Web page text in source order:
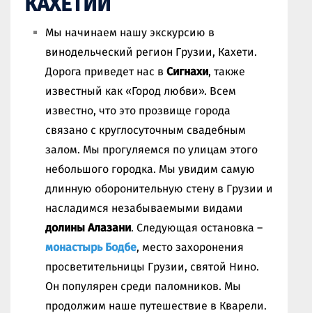
Мы начинаем нашу экскурсию в
винодельческий регион Грузии, Кахети.
Дорога приведет нас в Сигнахи, также
известный как «Город любви». Всем
известно, что это прозвище города
связано с круглосуточным свадебным
залом. Мы прогуляемся по улицам этого
небольшого городка. Мы увидим самую
длинную оборонительную стену в Грузии и
насладимся незабываемыми видами
долины Алазани. Следующая остановка –
монастырь Бодбе, место захоронения
просветительницы Грузии, святой Нино.
Он популярен среди паломников. Мы
продолжим наше путешествие в Кварели.